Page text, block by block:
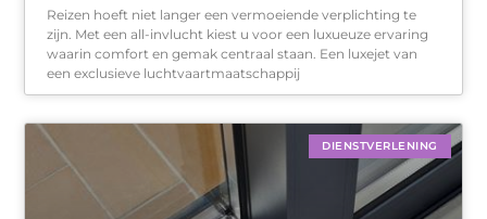
Reizen hoeft niet langer een vermoeiende verplichting te
zijn. Met een all-invlucht kiest u voor een luxueuze ervaring
waarin comfort en gemak centraal staan. Een luxejet van
een exclusieve luchtvaartmaatschappij
DIENSTVERLENING